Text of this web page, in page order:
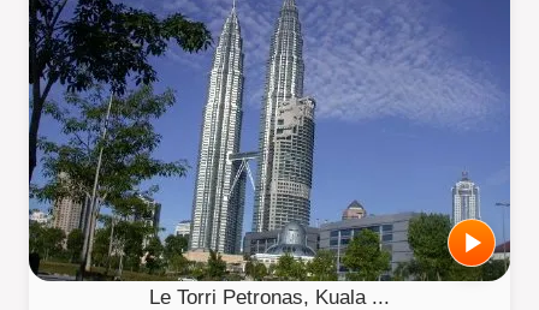
Le Torri Petronas, Kuala ...